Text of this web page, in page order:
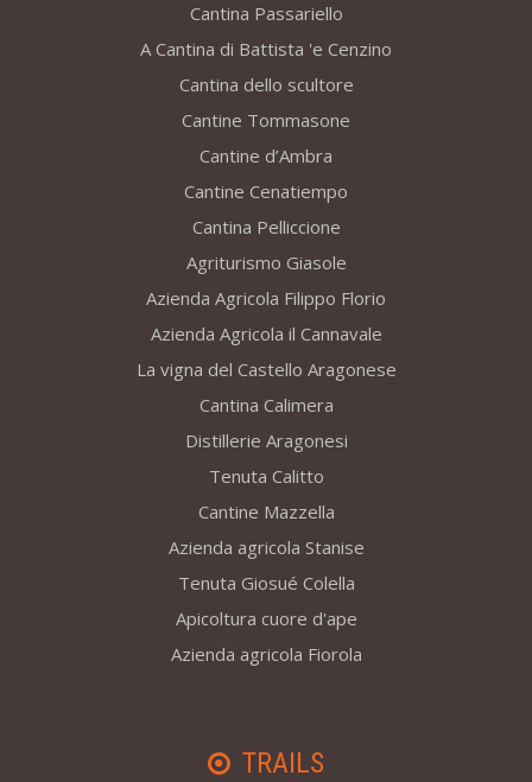
Cantina Passariello
A Cantina di Battista 'e Cenzino
Cantina dello scultore
Cantine Tommasone
Cantine d’Ambra
Cantine Cenatiempo
Cantina Pelliccione
Agriturismo Giasole
Azienda Agricola Filippo Florio
Azienda Agricola il Cannavale
La vigna del Castello Aragonese
Cantina Calimera
Distillerie Aragonesi
Tenuta Calitto
Cantine Mazzella
Azienda agricola Stanise
Tenuta Giosué Colella
Apicoltura cuore d'ape
Azienda agricola Fiorola
TRAILS